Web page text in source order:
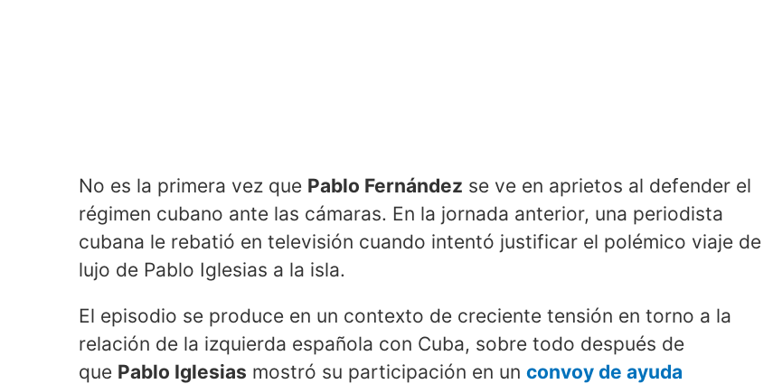
No es la primera vez que Pablo Fernández se ve en aprietos al defender el
régimen cubano ante las cámaras. En la jornada anterior, una periodista
cubana le rebatió en televisión cuando intentó justificar el polémico viaje de
lujo de Pablo Iglesias a la isla.
El episodio se produce en un contexto de creciente tensión en torno a la
relación de la izquierda española con Cuba, sobre todo después de
que Pablo Iglesias mostró su participación en un convoy de ayuda